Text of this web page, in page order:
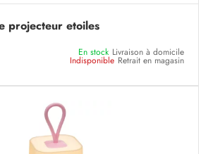
projecteur etoiles
En stock Livraison à domicile
Indisponible Retrait en magasin